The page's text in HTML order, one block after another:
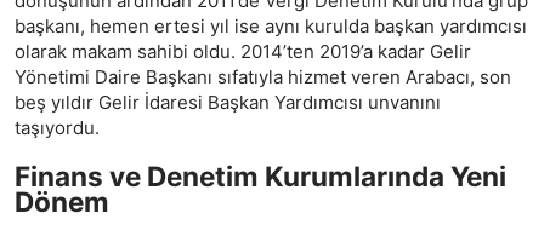
başkanı, hemen ertesi yıl ise aynı kurulda başkan yardımcısı
olarak makam sahibi oldu. 2014’ten 2019’a kadar Gelir
Yönetimi Daire Başkanı sıfatıyla hizmet veren Arabacı, son
beş yıldır Gelir İdaresi Başkan Yardımcısı unvanını
taşıyordu.
Finans ve Denetim Kurumlarında Yeni
Dönem